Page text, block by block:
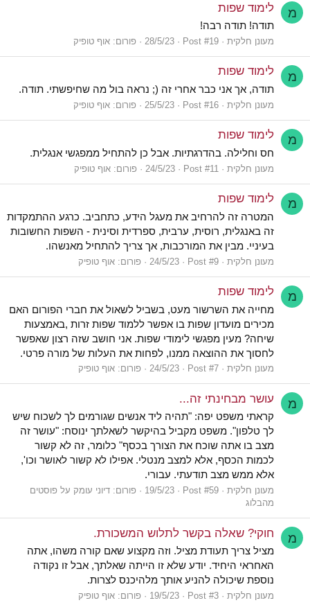
מ לימוד שפות
תודה! תודה רבה!
מעונן חלקית Post #19
28/5/23 פורום: אוף טופיק
מ לימוד שפות
תודה, אך אני כבר אחרי זה (; נראה בול מה שחיפשתי. תודה.
מעונן חלקית Post #16
25/5/23 פורום: אוף טופיק
מ לימוד שפות
חס וחלילה. בהדרגתיות. אבל כן להתחיל ממפגשי אנגלית.
מעונן חלקית Post #11
24/5/23 פורום: אוף טופיק
מ לימוד שפות
המטרה זה להרחיב את מעגל הידע, כתחביב. כרגע ההתמקדות
זה באנגלית, רוסית, ערבית, ספרדית וסינית - השפות החשובות
בעיניי. מבין את המורכבות, אך צריך להתחיל מאנשהו.
מעונן חלקית Post #9
24/5/23 פורום: אוף טופיק
מ לימוד שפות
מחייה את השרשור מעט, בשביל לשאול את חברי הפורום האם
מכירים מועדון שפות בו אפשר ללמוד שפות זרות ,באמצעות
שיחה? מעין מפגשי לימודי שפות. אני חושב שזה רצון שאפשר
לחסוך את ההוצאה ממנו, לפחות את העלות של מורה פרטי.
מעונן חלקית Post #7
24/5/23 פורום: אוף טופיק
מ עושר מבחינתי זה...
קראתי משפט יפה: "תהיה ליד אנשים שגורמים לך לשכוח שיש
לך טלפון". משפט מקביל בהיקשר לשאלתך ינוסח: "עושר זה
מצב בו אתה שוכח את הצורך בכסף" כלומר, זה לא קשור
לכמות הכסף, אלא למצב מנטלי. אפילו לא קשור לאושר וכו',
אלא ממש מצב תודעתי. עבורי.
מעונן חלקית Post #59
19/5/23 פורום: דיוני עומק על פוסטים
מהבלוג
מ חוקי? שאלה בקשר לתלוש המשכורת.
מציל צריך תעודת מציל. וזה מקצוע שאם קורה משהו, אתה
האחראי היחיד. יודע שלא זו הייתה שאלתך, אבל זו נקודה
נוספת שיכולה להניע אותך מלהיכנס לצרות.
מעונן חלקית Post #3
19/5/23 פורום: אוף טופיק